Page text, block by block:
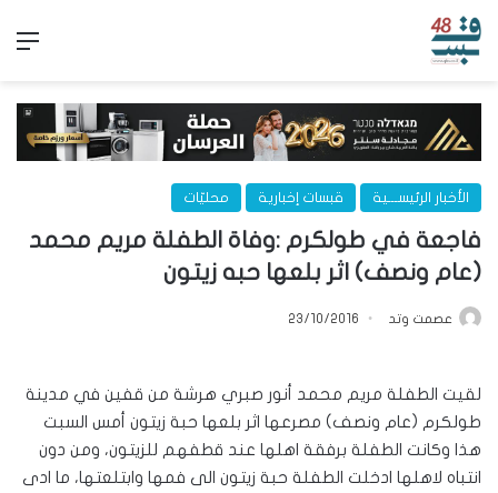
الأخبار الرئيســـية قبسات إخبارية محليّات
فاجعة في طولكرم :وفاة الطفلة مريم محمد
(عام ونصف) اثر بلعها حبه زيتون
عصمت وتد 23/10/2016
لقيت الطفلة مريم محمد أنور صبري هرشة من قفين في مدينة
طولكرم (عام ونصف) مصرعها اثر بلعها حبة زيتون أمس السبت
هذا وكانت الطفلة برفقة اهلها عند قطفهم للزيتون، ومن دون
انتباه لاهلها ادخلت الطفلة حبة زيتون الى فمها وابتلعتها، ما ادى